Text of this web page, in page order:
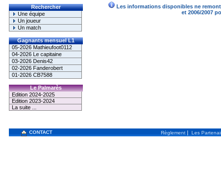
Rechercher
Une équipe
Un joueur
Un match
Gagnants mensuel L1
05-2026 Mathieufoot0112
04-2026 Le capitaine
03-2026 Denis42
02-2026 Fanderobert
01-2026 CB7588
Le Palmarès
Edition 2024-2025
Edition 2023-2024
La suite ...
Les informations disponibles ne
et 2006/2007
CONTACT Règlement | Les